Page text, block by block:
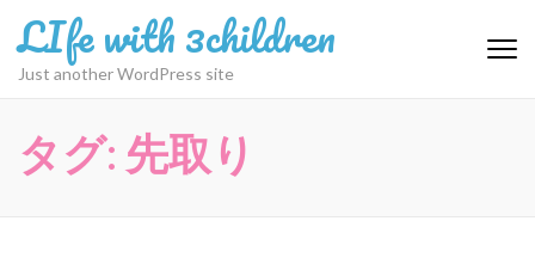
ンLIfe with 3children
Just another WordPress site
タグ: 先取り